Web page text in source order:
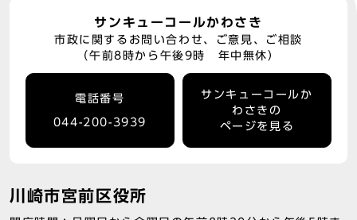
サンキューコールかわさき
市政に関するお問い合わせ、ご意見、ご相談
（午前8時から午後9時 年中無休）
電話番号
044-200-3939
サンキューコールか
わさきの
ページを見る
川崎市宮前区役所